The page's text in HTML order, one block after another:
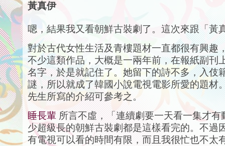
黃真伊
嗯，結果我又看朝鮮古裝劇了。這次來跟「黃
對於古代女性生活及青樓題材一直都很有興趣
不少這類作品，大概是一兩年前，在報紙副刊
名字，於是就記住了。她留下的詩不多，入伎
謎，所以就成了韓國小說電視電影所愛的題材
先生所寫的介紹可參考之。
睡長輩 所言不虛，「連續劇要一天看一集才有
少超級長的朝鮮古裝劇都是這樣看完的。不過
有電視可以看的時間有限，而且我很忙也不太